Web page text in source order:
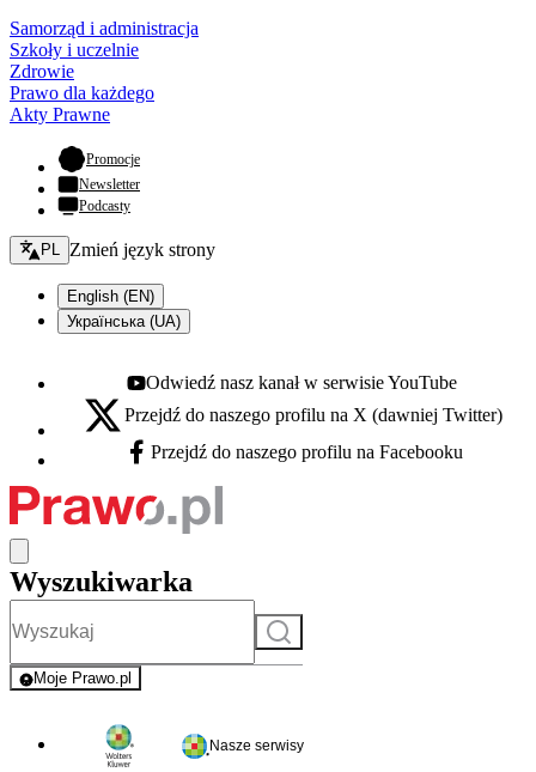
Samorząd i administracja
Szkoły i uczelnie
Zdrowie
Prawo dla każdego
Akty Prawne
Promocje- otwiera się w nowej karcie
Newsletter
Podcasty
Zmień język - bieżący:
PL Zmień język strony
English (EN)
Українська (UA)
Youtube - otwiera się w nowej karcie
Odwiedź nasz kanał w serwisie YouTube
X - otwiera się w nowej karcie
Przejdź do naszego profilu na X (dawniej Twitter)
Facebook - otwiera się w nowej karcie
Przejdź do naszego profilu na Facebooku
Wyszukiwarka
Szukaj
Moje Prawo.pl
- rejestracja i logowanie do serwisu
Nasze serwisy